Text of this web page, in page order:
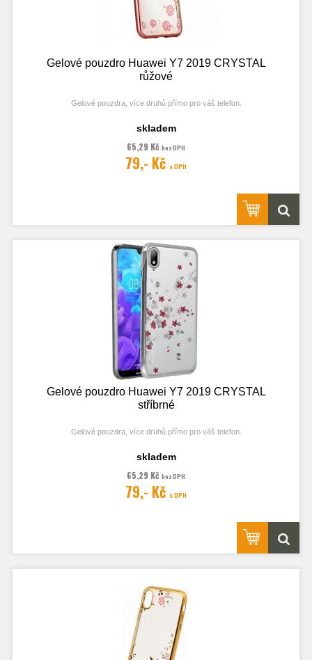
Gelové pouzdro Huawei Y7 2019 CRYSTAL
růžové
Gelové pouzdra, více druhů přímo pro váš telefon.
Fotografie je pouze ilustrační.
skladem
65,29 Kč bez DPH
79,- Kč s DPH
Gelové pouzdro Huawei Y7 2019 CRYSTAL
stříbrné
Gelové pouzdra, více druhů přímo pro váš telefon.
Fotografie je pouze ilustrační.
skladem
65,29 Kč bez DPH
79,- Kč s DPH